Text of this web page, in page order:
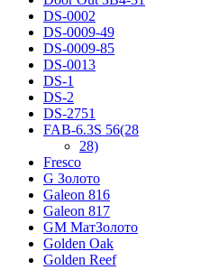
DS-0002
DS-0009-49
DS-0009-85
DS-0013
DS-1
DS-2
DS-2751
FAB-6.3S 56(28
28)
Fresco
G Золото
Galeon 816
Galeon 817
GM МатЗолото
Golden Oak
Golden Reef